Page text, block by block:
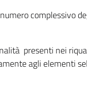
complessivo
presenti nei
agli elementi